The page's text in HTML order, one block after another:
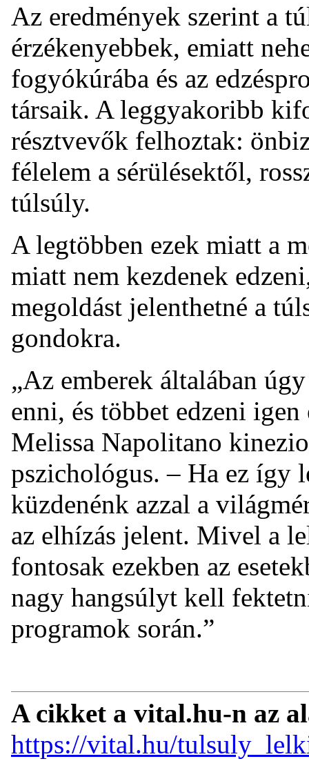
Az eredmények szerint a
érzékenyebbek, emiatt
fogyókúrába és az
társaik. A leggyakoribb
résztvevők felhoztak:
félelem a sérülésektől,
túlsúly.
A legtöbben ezek miatt a
miatt nem kezdenek
megoldást jelenthetné a
gondokra.
„Az emberek általában
enni, és többet edzeni
Melissa Napolitano
pszichológus. – Ha ez így
küzdenénk azzal a
az elhízás jelent. Mivel a
fontosak ezekben az
nagy hangsúlyt kell
programok során.”
A cikket a vital.hu-n az
https://vital.hu/